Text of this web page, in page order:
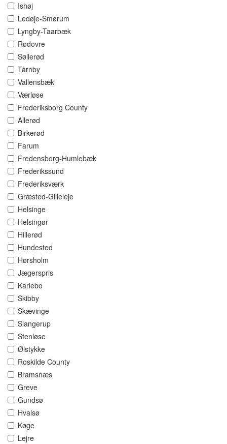
Ishøj
Ledøje-Smørum
Lyngby-Taarbæk
Rødovre
Søllerød
Tårnby
Vallensbæk
Værløse
Frederiksborg County
Allerød
Birkerød
Farum
Fredensborg-Humlebæk
Frederikssund
Frederiksværk
Græsted-Gilleleje
Helsinge
Helsingør
Hillerød
Hundested
Hørsholm
Jægerspris
Karlebo
Skibby
Skævinge
Slangerup
Stenløse
Ølstykke
Roskilde County
Bramsnæs
Greve
Gundsø
Hvalsø
Køge
Lejre